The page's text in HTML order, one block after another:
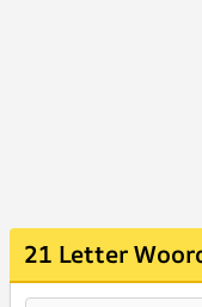
21 Letter